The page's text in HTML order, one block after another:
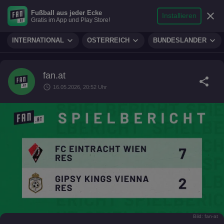
sports_soccer FUSSBALLexpand_more search
Suche
micro
Reporter
person
Login
INTERNATIONAL expand_more ÖSTERREICH expand_more BUNDESLÄNDER expand_more
Fußball aus jeder Ecke
Gratis im App und Play Store!
Installieren close
fan.at
schedule 16.05.2026, 20:52 Uhr share
Bild: fan-at